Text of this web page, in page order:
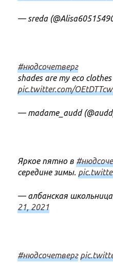
— sreda
#нюдсочетверг
shades are my eco clothes
pic.twitter.com/
— madame_audd
Яркое пятно в
середине зимы.
— албанская
21, 2021
#нюдсочетверг